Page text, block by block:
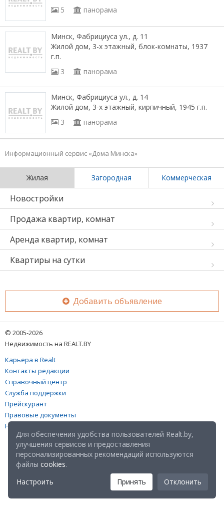
5
панорама
Минск, Фабрициуса ул., д. 11
Жилой дом, 3-х этажный, блок-комнаты, 1937
г.п.
3
панорама
Минск, Фабрициуса ул., д. 14
Жилой дом, 3-х этажный, кирпичный, 1945 г.п.
3
панорама
Информационный сервис «Дома Минска»
Жилая Загородная Коммерческая
Новостройки
Продажа квартир, комнат
Аренда квартир, комнат
Квартиры на сутки
Добавить объявление
© 2005-2026
Недвижимость на REALT.BY
Карьера в Realt
Контакты редакции
Справочный центр
Служба поддержки
Прейскурант
Правовые документы
Настройка файлов cookies
Для обеспечения удобства пользователей Realt.by,
улучшения сервисов и предоставления
персонализированных рекомендаций используются
файлы cookies.
Настроить
Принять Отклонить